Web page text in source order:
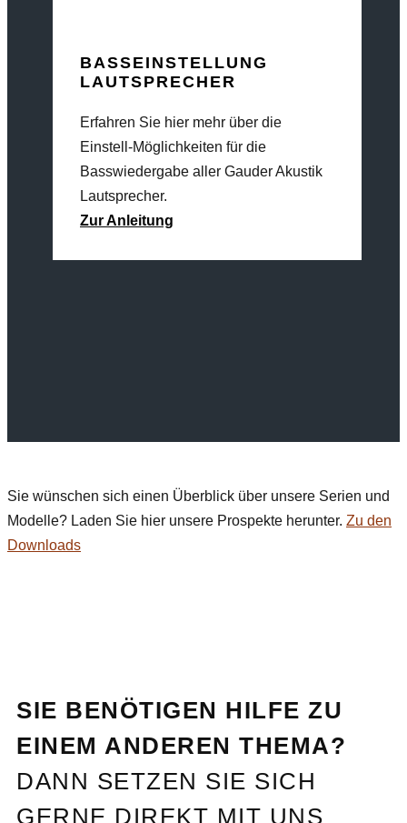
BASSEINSTELLUNG
LAUTSPRECHER
Erfahren Sie hier mehr über die
Einstell-Möglichkeiten für die
Basswiedergabe aller Gauder Akustik
Lautsprecher.
Zur Anleitung
Sie wünschen sich einen Überblick über unsere Serien und
Modelle? Laden Sie hier unsere Prospekte herunter. Zu den
Downloads
SIE BENÖTIGEN HILFE ZU
EINEM ANDEREN THEMA?
DANN SETZEN SIE SICH
GERNE DIREKT MIT UNS